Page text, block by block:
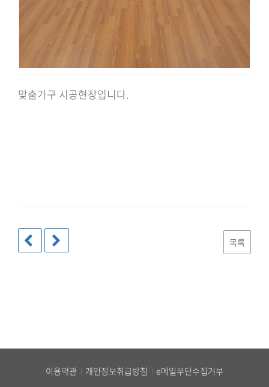
맞춤가구 시공현장입니다.
목록
이용약관 개인정보취급방침 e메일무단수집거부